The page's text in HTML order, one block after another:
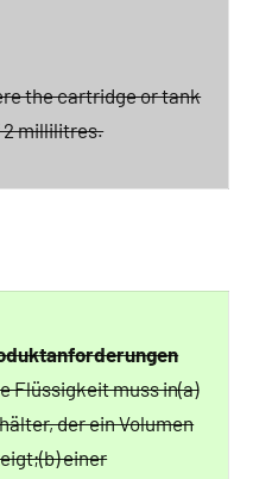
the cartridge or tank
2 millilitres.
Flüssigkeit muss in(a)
der ein Volumen
(b) einer